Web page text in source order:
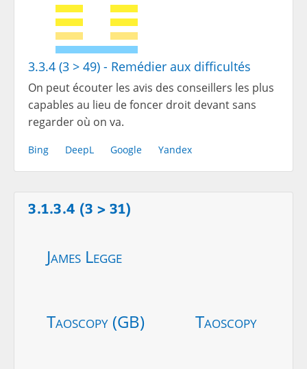
3.3.4 (3 > 49) - Remédier aux difficultés
On peut écouter les avis des conseillers les plus
capables au lieu de foncer droit devant sans
regarder où on va.
Bing DeepL Google Yandex
3.1.3.4 (3 > 31)
James Legge
Taoscopy (GB) Taoscopy